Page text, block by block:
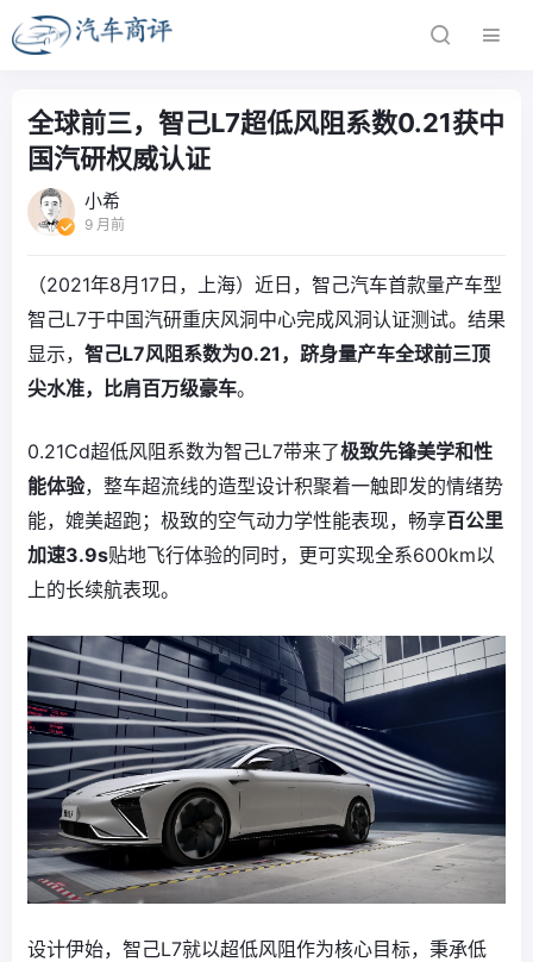
全球前三，智己L7超低风阻系数0.21获中
国汽研权威认证
小希
9 月前
（2021年8月17日，上海）近日，智己汽车首款量产车型
智己L7于中国汽研重庆风洞中心完成风洞认证测试。结果
显示， 智己L7风阻系数为0.21 ， 跻身量产车全球前三顶
尖水准，比肩百万级豪车。
0.21Cd超低风阻系数为智己L7带来了极致先锋美学和性
能体验，整车超流线的造型设计积聚着一触即发的情绪势
能，媲美超跑；极致的空气动力学性能表现，畅享百公里
加速3.9s贴地飞行体验的同时，更可实现全系600km以
上的长续航表现。
设计伊始，智己L7就以超低风阻作为核心目标，秉承低